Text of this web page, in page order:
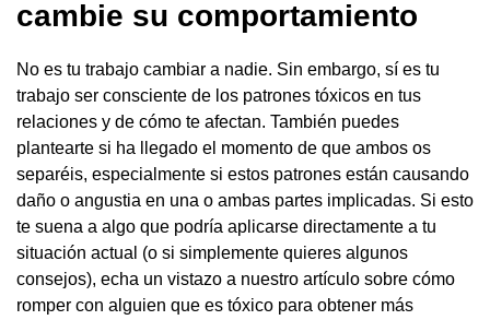
cambie su comportamiento
No es tu trabajo cambiar a nadie. Sin embargo, sí es tu
trabajo ser consciente de los patrones tóxicos en tus
relaciones y de cómo te afectan. También puedes
plantearte si ha llegado el momento de que ambos os
separéis, especialmente si estos patrones están causando
daño o angustia en una o ambas partes implicadas. Si esto
te suena a algo que podría aplicarse directamente a tu
situación actual (o si simplemente quieres algunos
consejos), echa un vistazo a nuestro artículo sobre cómo
romper con alguien que es tóxico para obtener más